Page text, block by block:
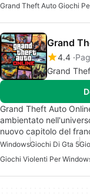
Grand Theft Auto Giochi
Grand
4.4
Grand
Grand Theft Auto
ambientato
nuovo capitolo del
WindowsGiochi Di Gta 5
Giochi Violenti Per